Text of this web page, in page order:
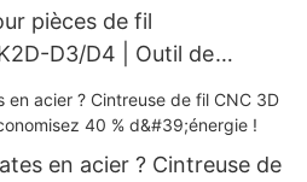
pièces de fil
D3/D4 | Outil de
| Zéro rayure !
| Vitesse de 120
en acier ? Cintreuse de